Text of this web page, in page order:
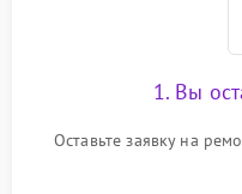
Повреждение системы
перенапряжения
1. Вы
Оставьте заявку на